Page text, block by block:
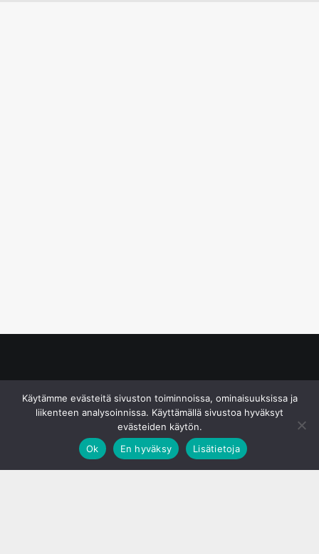
Käytämme evästeitä sivuston toiminnoissa, ominaisuuksissa ja
liikenteen analysoinnissa. Käyttämällä sivustoa hyväksyt
evästeiden käytön.
Ok
En hyväksy Lisätietoja